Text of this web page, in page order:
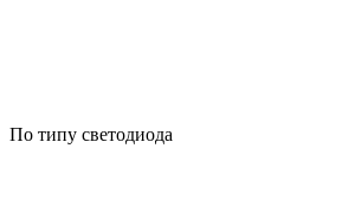
По типу светодиода